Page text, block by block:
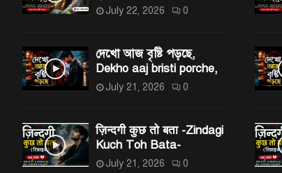
July 22, 2026 0
দেখো আজ বৃষ্টি পড়ছে,
Dekho aaj bristi porche,
July 21, 2026 0
ज़िन्दगी कुछ तो बता -Zindagi
Kuch Toh Bata-
July 21, 2026 0